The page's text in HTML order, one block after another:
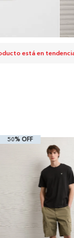
está en
50% OFF